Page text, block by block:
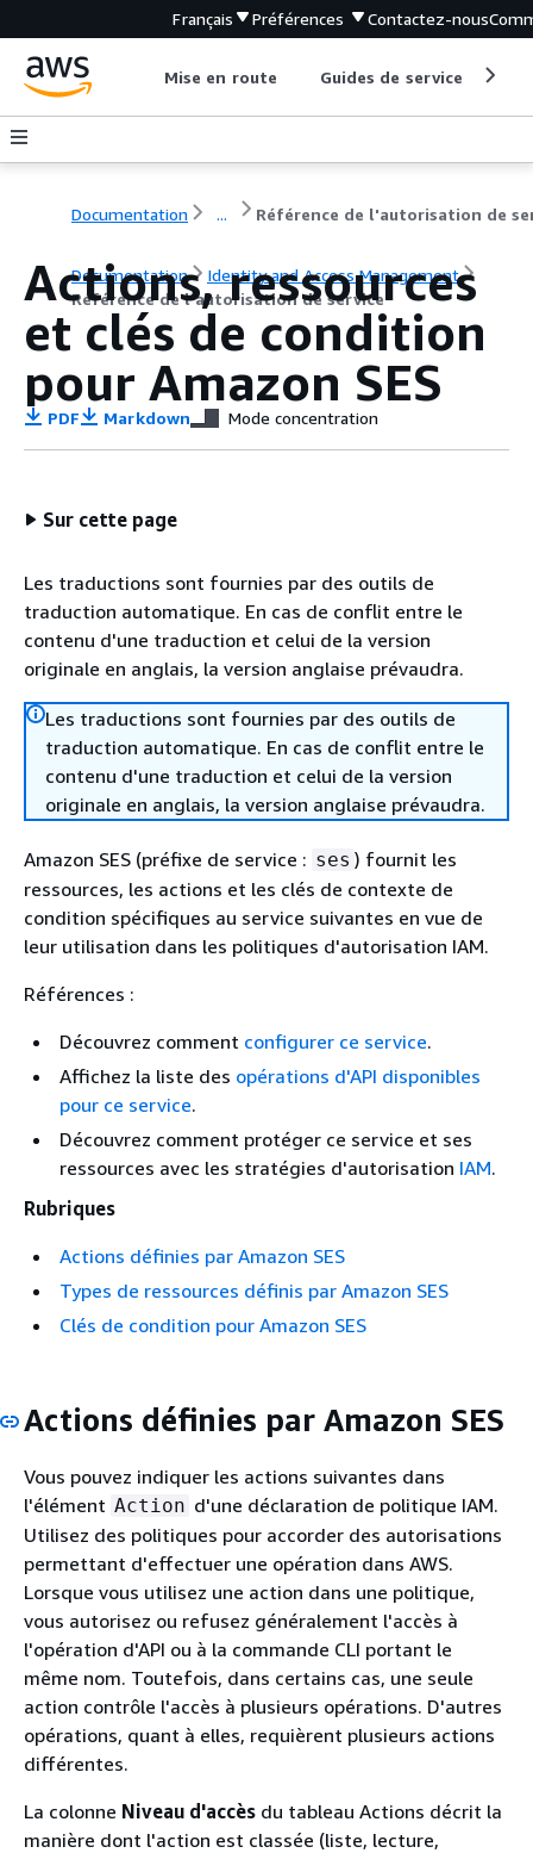
Français Préférences Contactez-nous
Mise en route Guides de service
Documentation ...
Documentation
Identity and Access Management
Référence de l'autorisation de service
Actions, ressources
et clés de condition
pour Amazon SES
PDF Markdown Mode concentration
Sur cette page
Les traductions sont fournies par des outils de
traduction automatique. En cas de conflit entre le
contenu d'une traduction et celui de la version
originale en anglais, la version anglaise prévaudra.
Les traductions sont fournies par des outils de
traduction automatique. En cas de conflit entre le
contenu d'une traduction et celui de la version
originale en anglais, la version anglaise prévaudra.
Amazon SES (préfixe de service : ses ) fournit les
ressources, les actions et les clés de contexte de
condition spécifiques au service suivantes en vue de
leur utilisation dans les politiques d'autorisation IAM.
Références :
Découvrez comment configurer ce service.
Affichez la liste des opérations d'API disponibles
pour ce service.
Découvrez comment protéger ce service et ses
ressources avec les stratégies d'autorisation IAM.
Rubriques
Actions définies par Amazon SES
Types de ressources définis par Amazon SES
Clés de condition pour Amazon SES
Actions définies par Amazon SES
Vous pouvez indiquer les actions suivantes dans
l'élément Action d'une déclaration de politique IAM.
Utilisez des politiques pour accorder des autorisations
permettant d'effectuer une opération dans AWS.
Lorsque vous utilisez une action dans une politique,
vous autorisez ou refusez généralement l'accès à
l'opération d'API ou à la commande CLI portant le
même nom. Toutefois, dans certains cas, une seule
action contrôle l'accès à plusieurs opérations. D'autres
opérations, quant à elles, requièrent plusieurs actions
différentes.
La colonne Niveau d'accès du tableau Actions décrit la
manière dont l'action est classée (liste, lecture,